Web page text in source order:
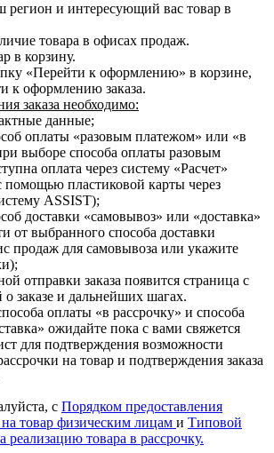
регион и интересующий вас товар в
товара в офисах продаж.
в корзину.
«Перейти к оформлению» в корзине,
к оформлению заказа.
заказа необходимо:
данные;
оплаты «разовым платежом» или «в
выборе способа оплаты разовым
оплата через систему «Расчет»
пластиковой карты через
ASSIST);
доставки «самовывоз» или «доставка»
от выбранного способа доставки
продаж для самовывоза или укажите
отправки заказа появится страница с
заказе и дальнейших шагах.
оплаты «в рассрочку» и способа
ожидайте пока с вами свяжется
для подтверждения возможности
на товар и подтверждения заказа
с Порядком предоставления
товар физическим лицам и Типовой
реализацию товара в рассрочку.